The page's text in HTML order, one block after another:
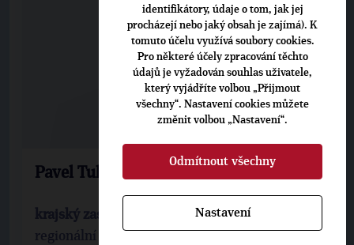
Pavel Tuleja
krajský zastupitel
regionální organizace: 723 - Karviná
identifikátory, údaje o tom, jak jej
procházejí nebo jaký obsah je zajímá). K
tomuto účelu využívá soubory cookies.
Pro některé účely zpracování těchto
údajů je vyžadován souhlas uživatele,
který vyjádříte volbou „Přijmout
všechny“. Nastavení cookies můžete
změnit volbou „Nastavení“.
Odmítnout všechny
Nastavení